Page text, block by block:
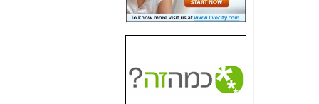
האם השר איוב קרא
היה צריך בכלל לחתום
על האישור, שנתן
האם ביבי וקרא קבלו
בכלל תמורה עבור
ההטבות הרגולטוריות